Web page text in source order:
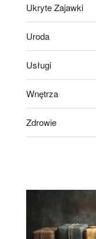
Ukryte Zajawki
Uroda
Usługi
Wnętrza
Zdrowie